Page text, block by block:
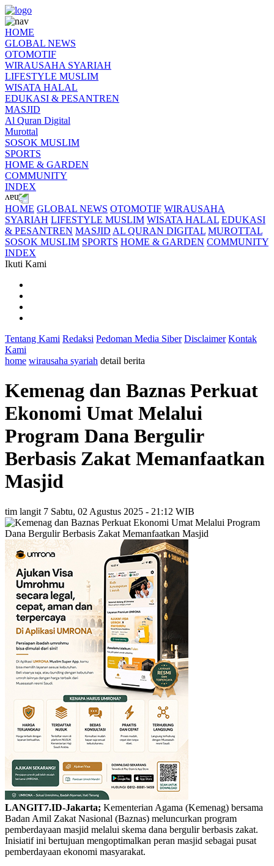
HOME
GLOBAL NEWS
OTOMOTIF
WIRAUSAHA SYARIAH
LIFESTYLE MUSLIM
WISATA HALAL
EDUKASI & PESANTREN
MASJID
Al Quran Digital
Murottal
SOSOK MUSLIM
SPORTS
HOME & GARDEN
COMMUNITY
INDEX
HOME GLOBAL NEWS OTOMOTIF WIRAUSAHA
SYARIAH LIFESTYLE MUSLIM WISATA HALAL EDUKASI
& PESANTREN MASJID AL QURAN DIGITAL MUROTTAL
SOSOK MUSLIM SPORTS HOME & GARDEN COMMUNITY
INDEX
Ikuti Kami
Tentang Kami Redaksi Pedoman Media Siber Disclaimer Kontak
Kami
home wirausaha syariah detail berita
Kemenag dan Baznas Perkuat
Ekonomi Umat Melalui
Program Dana Bergulir
Berbasis Zakat Memanfaatkan
Masjid
tim langit 7 Sabtu, 02 Agustus 2025 - 21:12 WIB
LANGIT7.ID-Jakarta; Kementerian Agama (Kemenag) bersama
Badan Amil Zakat Nasional (Baznas) meluncurkan program
pemberdayaan masjid melalui skema dana bergulir berbasis zakat.
Inisiatif ini bertujuan mengoptimalkan peran masjid sebagai pusat
pemberdayaan ekonomi masyarakat.